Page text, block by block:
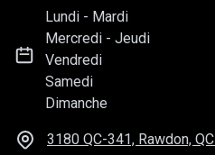
Lundi - Mardi
Mercredi -Jeudi
Vendredi
Samedi
Dimanche
3180 QC-341, Rawdon, QC